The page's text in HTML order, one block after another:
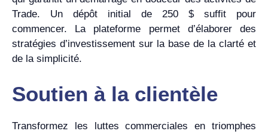
Trade. Un dépôt initial de 250 $ suffit pour
commencer. La plateforme permet d’élaborer des
stratégies d’investissement sur la base de la clarté et
de la simplicité.
Soutien à la clientèle
Transformez les luttes commerciales en triomphes